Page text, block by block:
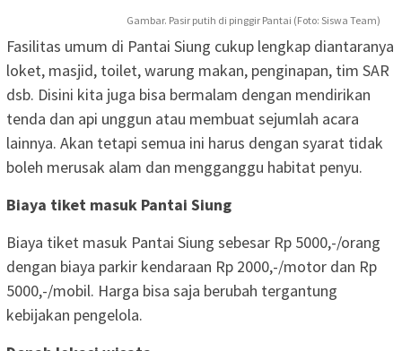
Gambar. Pasir putih di pinggir Pantai (Foto: Siswa Team)
Fasilitas umum di Pantai Siung cukup lengkap diantaranya
loket, masjid, toilet, warung makan, penginapan, tim SAR
dsb. Disini kita juga bisa bermalam dengan mendirikan
tenda dan api unggun atau membuat sejumlah acara
lainnya. Akan tetapi semua ini harus dengan syarat tidak
boleh merusak alam dan mengganggu habitat penyu.
Biaya tiket masuk Pantai Siung
Biaya tiket masuk Pantai Siung sebesar Rp 5000,-/orang
dengan biaya parkir kendaraan Rp 2000,-/motor dan Rp
5000,-/mobil. Harga bisa saja berubah tergantung
kebijakan pengelola.